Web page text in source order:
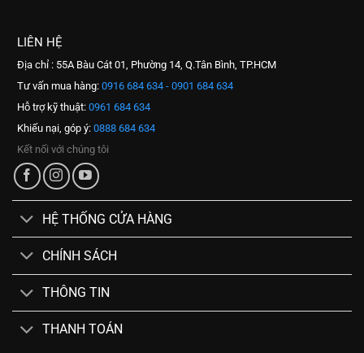
LIÊN HỆ
Địa chỉ : 55A Bàu Cát 01, Phường 14, Q.Tân Bình, TP.HCM
Tư vấn mua hàng: 0916 684 634 - 0901 684 634
Hỗ trợ kỹ thuật: 0961 684 634
Khiếu nại, góp ý: 0888 684 634
Kết nối với chúng tôi
HỆ THỐNG CỬA HÀNG
CHÍNH SÁCH
THÔNG TIN
THANH TOÁN